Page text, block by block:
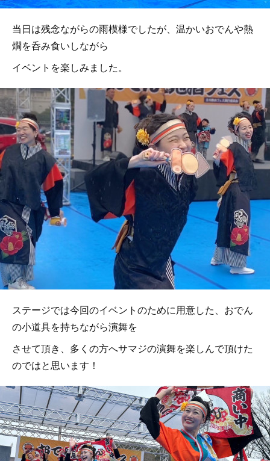
当日は残念ながらの雨模様でしたが、温かいおでんや熱
燗を呑み食いしながら
イベントを楽しみました。
ステージでは今回のイベントのために用意した、おでん
の小道具を持ちながら演舞を
させて頂き、多くの方へサマジの演舞を楽しんで頂けた
のではと思います！